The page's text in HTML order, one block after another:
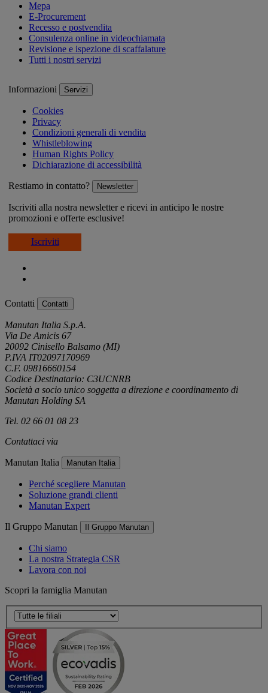
Mepa
E-Procurement
Recesso e postvendita
Consulenza online in videochiamata
Revisione e ispezione di scaffalature
Tutti i nostri servizi
Informazioni Servizi
Cookies
Privacy
Condizioni generali di vendita
Whistleblowing
Human Rights Policy
Dichiarazione di accessibilità
Restiamo in contatto? Newsletter
Iscriviti alla nostra newsletter e ricevi in anticipo le nostre
promozioni e offerte esclusive!
Iscriviti
Contatti Contatti
Manutan Italia S.p.A.
Via De Amicis 67
20092 Cinisello Balsamo (MI)
P.IVA IT02097170969
C.F. 09816660154
Codice Destinatario: C3UCNRB
Società a socio unico soggetta a direzione e coordinamento di
Manutan Holding SA
Tel. 02 66 01 08 23
Contattaci via
Manutan Italia Manutan Italia
Perché scegliere Manutan
Soluzione grandi clienti
Manutan Expert
Il Gruppo Manutan Il Gruppo Manutan
Chi siamo
La nostra Strategia CSR
Lavora con noi
Scopri la famiglia Manutan